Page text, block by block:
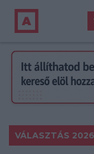
VÁLASZTÁS 2026